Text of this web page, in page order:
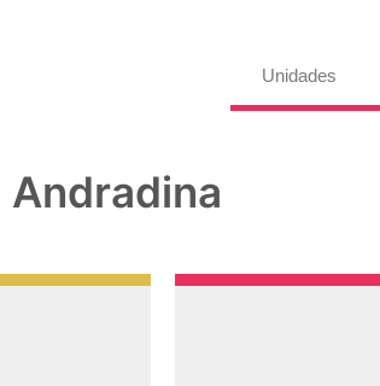
Unidades
Andradina